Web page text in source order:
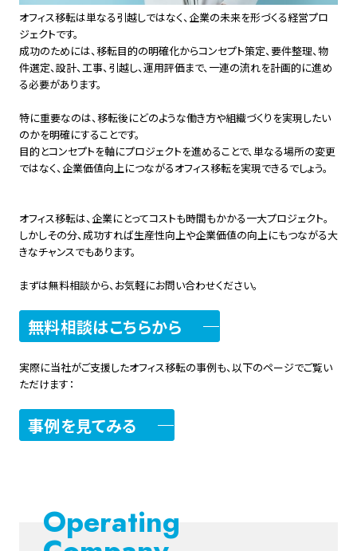
オフィス移転は単なる引越しではなく、企業の未来を形づくる経営プロ
ジェクトです。
成功のためには、移転目的の明確化からコンセプト策定、要件整理、物
件選定、設計、工事、引越し、運用評価まで、一連の流れを計画的に進め
る必要があります。
特に重要なのは、移転後にどのような働き方や組織づくりを実現したい
のかを明確にすることです。
目的とコンセプトを軸にプロジェクトを進めることで、単なる場所の変更
ではなく、企業価値向上につながるオフィス移転を実現できるでしょう。
オフィス移転は、企業にとってコストも時間もかかる一大プロジェクト。
しかしその分、成功すれば生産性向上や企業価値の向上にもつながる大
きなチャンスでもあります。
まずは無料相談から、お気軽にお問い合わせください。
無料相談はこちらから
実際に当社がご支援したオフィス移転の事例も、以下のページでご覧い
ただけます：
事例を見てみる
Operating